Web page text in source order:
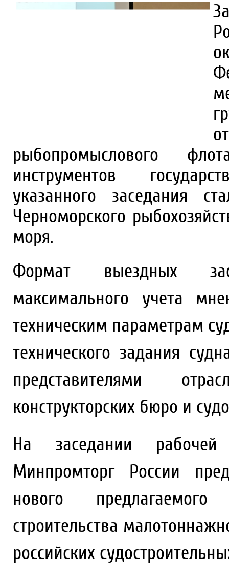
рыбопромыслового
инструментов
указанного заседания
Черноморского
моря.
Формат выездных
максимального учета
техническим параметрам
технического задания
представителями
конструкторских бюро и
На заседании
Минпромторг России
нового предлагаемого
строительства
российских